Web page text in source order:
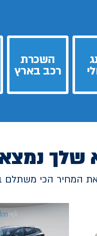
השכרת
רכב בארץ
שלך
המחיר הכי משתלם